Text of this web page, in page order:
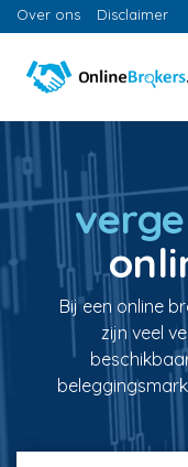
Over ons Disclaimer
Bij een online
zijn veel